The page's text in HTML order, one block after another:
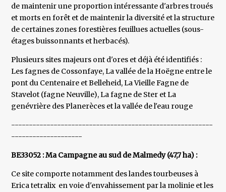
de maintenir une proportion intéressante d'arbres troués
et morts en forêt et de maintenir la diversité et la structure
de certaines zones forestières feuillues actuelles (sous-
étages buissonnants et herbacés).
Plusieurs sites majeurs ont d'ores et déjà été identifiés :
Les fagnes de Cossonfaye, La vallée de la Hoëgne entre le
pont du Centenaire et Belleheid, La Vieille Fagne de
Stavelot (fagne Neuville), La fagne de Ster et La
genévrière des Planerèces et la vallée de l'eau rouge
---------------------------------------------------------
--------------------
BE33052 : Ma Campagne au sud de Malmedy (47,7 ha) :
Ce site comporte notamment des landes tourbeuses à
Erica tetralix en voie d'envahissement par la molinie et les